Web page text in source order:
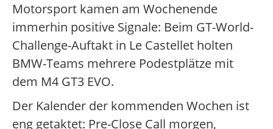
Motorsport kamen am Wochenende
immerhin positive Signale: Beim GT-World-
Challenge-Auftakt in Le Castellet holten
BMW-Teams mehrere Podestplätze mit
dem M4 GT3 EVO.
Der Kalender der kommenden Wochen ist
eng getaktet: Pre-Close Call morgen,